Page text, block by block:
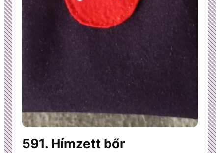
591. Hímzett bőr